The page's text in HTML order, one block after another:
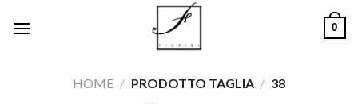
0
HOME / PRODOTTO TAGLIA / 38